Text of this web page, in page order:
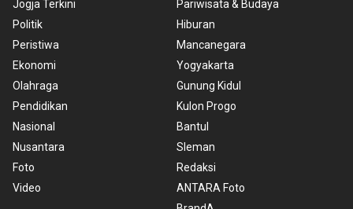
Jogja Terkini
Politik
Peristiwa
Ekonomi
Olahraga
Pendidikan
Nasional
Nusantara
Foto
Video
Pariwisata & Budaya
Hiburan
Mancanegara
Yogyakarta
Gunung Kidul
Kulon Progo
Bantul
Sleman
Redaksi
ANTARA Foto